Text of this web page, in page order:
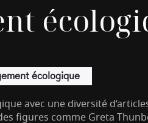
écologique
avec une diversité
figures comme Greta
influenceur.se